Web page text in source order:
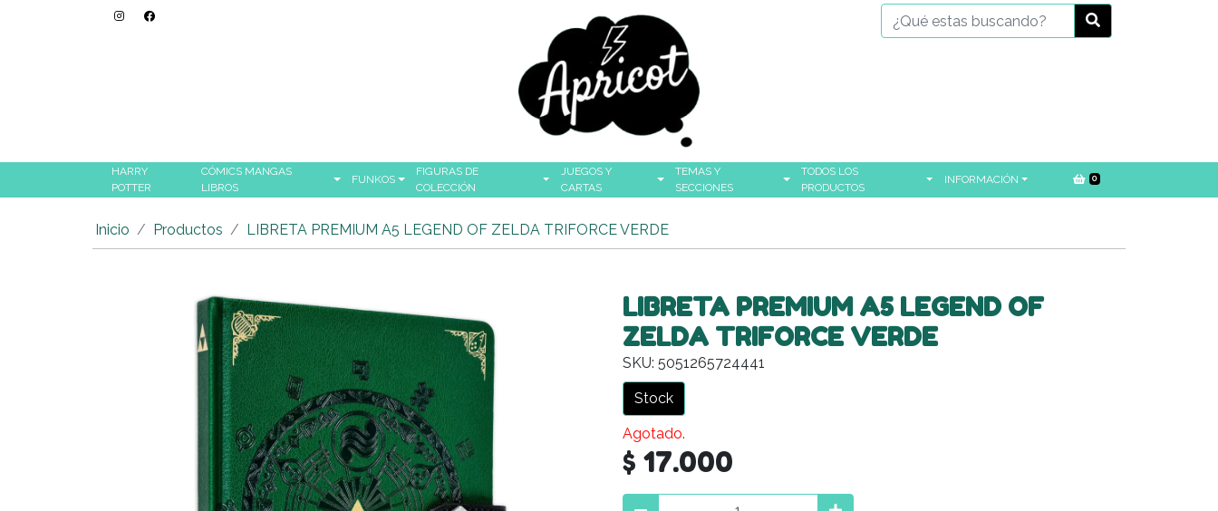
HARRY
POTTER
CÓMICS MANGAS
LIBROS
FUNKOS
FIGURAS DE
COLECCIÓN
JUEGOS Y
CARTAS
TEMAS Y
SECCIONES
TODOS LOS
PRODUCTOS
INFORMACIÓN 0
Inicio Productos LIBRETA PREMIUM A5 LEGEND OF ZELDA TRIFORCE VERDE
LIBRETA PREMIUM A5 LEGEND OF
ZELDA TRIFORCE VERDE
SKU: 5051265724441
Stock
Agotado.
$ 17.000